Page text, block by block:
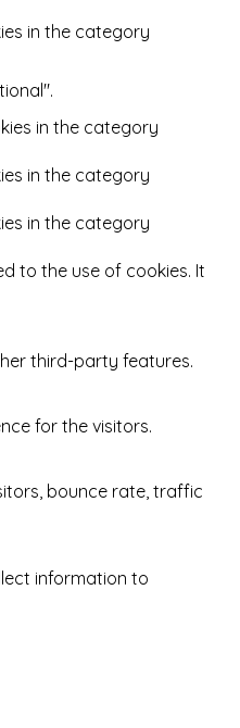
in the category
in the category
in the category
in the category
to the use of cookies. It
third-party features.
for the visitors.
bounce rate, traffic
information to